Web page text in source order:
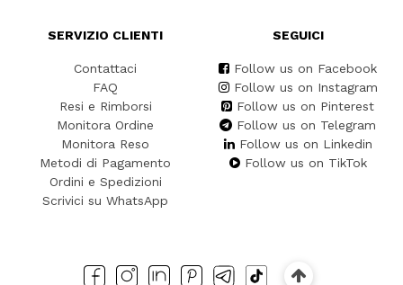
SERVIZIO CLIENTI
Contattaci
FAQ
Resi e Rimborsi
Monitora Ordine
Monitora Reso
Metodi di Pagamento
Ordini e Spedizioni
Scrivici su WhatsApp
SEGUICI
Follow us on Facebook
Follow us on Instagram
Follow us on Pinterest
Follow us on Telegram
Follow us on Linkedin
Follow us on TikTok